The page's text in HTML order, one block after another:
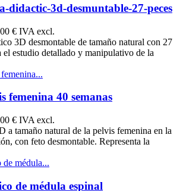
didactic-3d-desmuntable-27-peces
€ IVA excl.
3D desmontable de tamaño natural con 27
el estudio detallado y manipulativo de la
femenina 40 semanas
€ IVA excl.
a tamaño natural de la pelvis femenina en la
con feto desmontable. Representa la
de médula espinal